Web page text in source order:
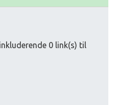
0 link(s) til